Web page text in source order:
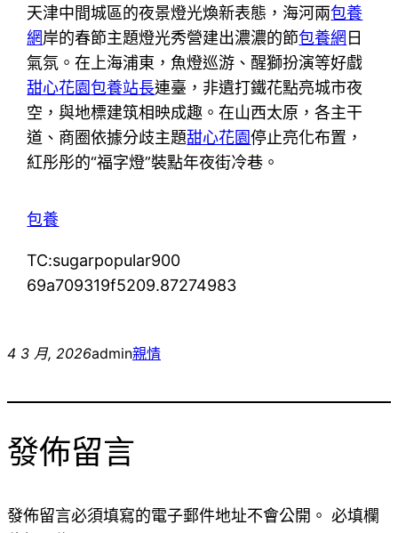
天津中間城區的夜景燈光煥新表態，海河兩包養
網岸的春節主題燈光秀營建出濃濃的節包養網 日
氣氛。在上海浦東，魚燈巡游、醒獅扮演等好戲
甜心花園包養站長連臺，非遺打鐵花點亮城市夜
空，與地標建筑相映成趣。在山西太原，各主干
道、商圈依據分歧主題甜心花園停止亮化布置，
紅彤彤的“福字燈”裝點年夜街冷巷。
包養
TC:sugarpopular900
69a709319f5209.87274983
4 3 月, 2026admin親情
發佈留言
發佈留言必須填寫的電子郵件地址不會公開。 必填欄